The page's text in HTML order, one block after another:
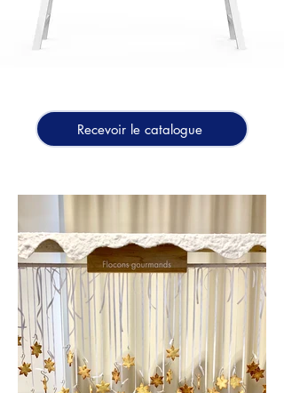
Recevoir le catalogue